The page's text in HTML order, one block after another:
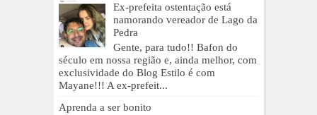
Ex-prefeita ostentação está
namorando vereador de Lago da
Pedra
Gente, para tudo!! Bafon do
século em nossa região e, ainda melhor, com
exclusividade do Blog Estilo é com
Mayane!!! A ex-prefeit...
Aprenda a ser bonito